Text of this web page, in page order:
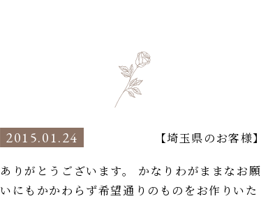
2015.01.24 【埼玉県のお客様】
ありがとうございます。 かなりわがままなお願
いにもかかわらず希望通りのものをお作りいた